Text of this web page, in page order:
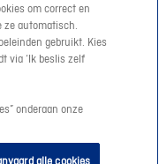
om correct en
ze automatisch.
gebruikt. Kies
via ‘Ik beslis zelf
onderaan onze
alle cookies